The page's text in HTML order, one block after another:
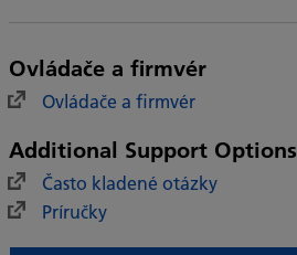
Ovládače a firmvér
Ovládače a firmvér
Additional Support Options
Často kladené otázky
Príručky